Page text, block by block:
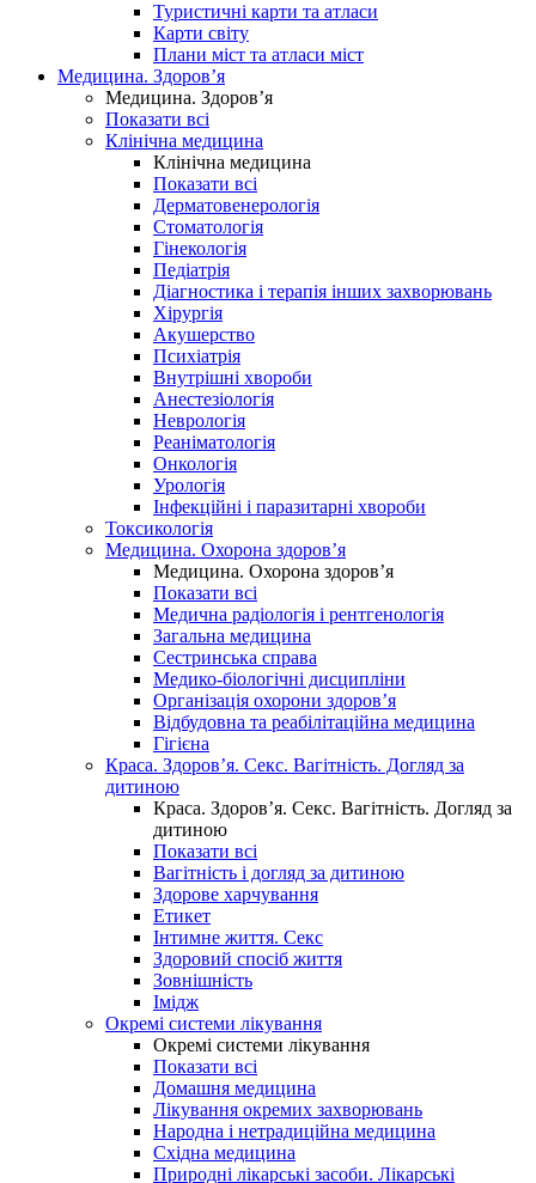
Туристичні карти та атласи
Карти світу
Плани міст та атласи міст
Медицина. Здоров’я
Медицина. Здоров’я
Показати всі
Клінічна медицина
Клінічна медицина
Показати всі
Дерматовенерологія
Стоматологія
Гінекологія
Педіатрія
Діагностика і терапія інших захворювань
Хірургія
Акушерство
Психіатрія
Внутрішні хвороби
Анестезіологія
Неврологія
Реаніматологія
Онкологія
Урологія
Інфекційні і паразитарні хвороби
Токсикологія
Медицина. Охорона здоров’я
Медицина. Охорона здоров’я
Показати всі
Медична радіологія і рентгенологія
Загальна медицина
Сестринська справа
Медико-біологічні дисципліни
Організація охорони здоров’я
Відбудовна та реабілітаційна медицина
Гігієна
Краса. Здоров’я. Секс. Вагітність. Догляд за
дитиною
Краса. Здоров’я. Секс. Вагітність. Догляд за
дитиною
Показати всі
Вагітність і догляд за дитиною
Здорове харчування
Етикет
Інтимне життя. Секс
Здоровий спосіб життя
Зовнішність
Імідж
Окремі системи лікування
Окремі системи лікування
Показати всі
Домашня медицина
Лікування окремих захворювань
Народна і нетрадиційна медицина
Східна медицина
Природні лікарські засоби. Лікарські